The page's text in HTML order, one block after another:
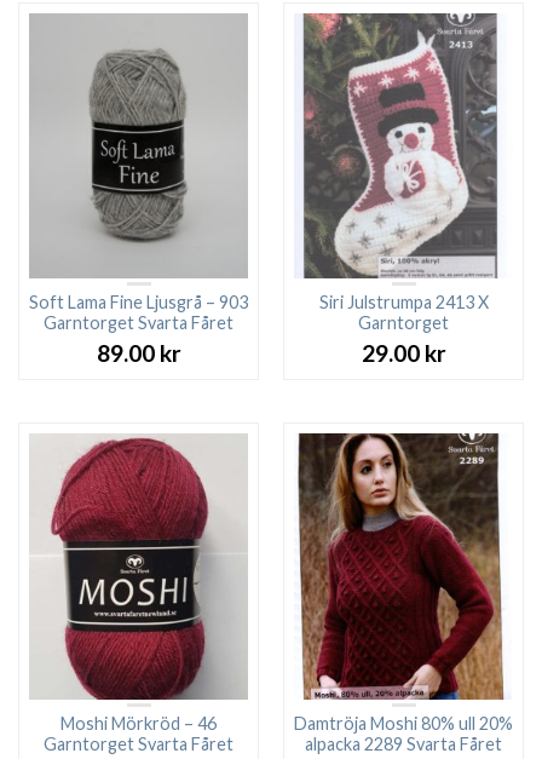
Soft Lama Fine Ljusgrå – 903
Garntorget Svarta Fåret
89.00 kr
Siri Julstrumpa 2413 X
Garntorget
29.00 kr
Moshi Mörkröd – 46
Garntorget Svarta Fåret
Damtröja Moshi 80% ull 20%
alpacka 2289 Svarta Fåret